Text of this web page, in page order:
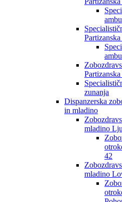
Partizanska
Partizanska
zunanja
Dispanzerska
in mladino
mladino
42
mladino